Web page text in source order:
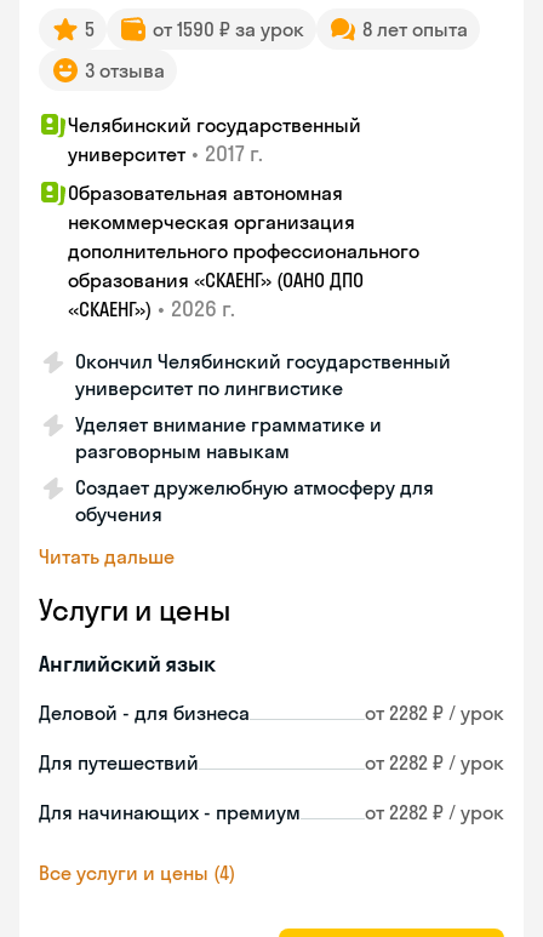
5 от 1590 ₽ за урок
8 лет опыта
3 отзыва
Челябинский государственный
университет • 2017 г.
Образовательная автономная
некоммерческая организация
дополнительного профессионального
образования «СКАЕНГ» (ОАНО ДПО
«СКАЕНГ») • 2026 г.
Окончил Челябинский государственный
университет по лингвистике
Уделяет внимание грамматике и
разговорным навыкам
Создает дружелюбную атмосферу для
обучения
Читать дальше
Услуги и цены
Английский язык
Деловой - для бизнеса от 2282 ₽ / урок
Для путешествий от 2282 ₽ / урок
Для начинающих - премиум от 2282 ₽ / урок
Все услуги и цены (4)